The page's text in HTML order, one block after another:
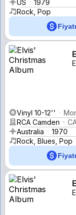
US
1979
Rock, Pop
Vinyl 10-12''
RCA Camden
Australia
1970
Rock, Blues, Pop